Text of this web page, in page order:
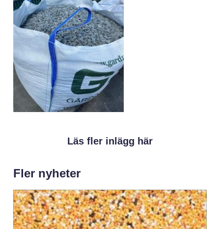
Läs fler inlägg här
Fler nyheter